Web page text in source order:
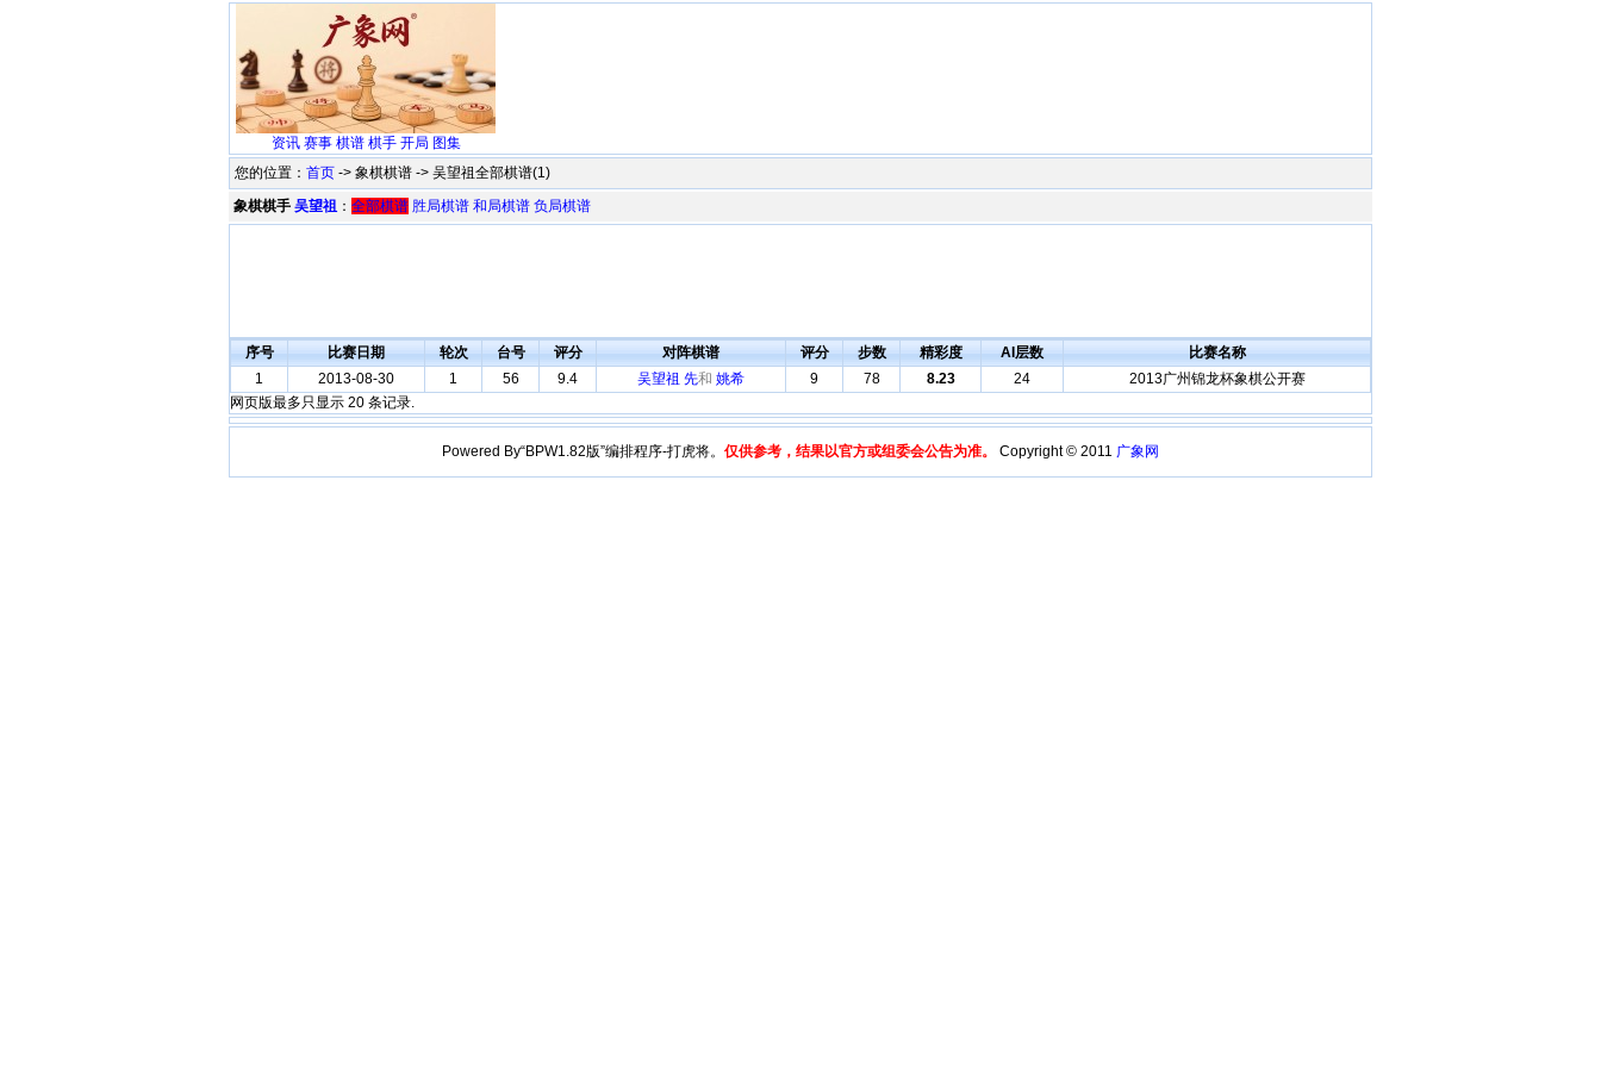
资讯 赛事 棋谱 棋手 开局 图集
您的位置： 首页 -> 象棋棋谱 -> 吴望祖全部棋谱(1)
象棋棋手 吴望祖 ： 全部棋谱 胜局棋谱 和局棋谱 负局棋谱
序号 比赛日期 轮次 台号 评分 对阵棋谱 评分 步数 精彩度 AI层数
比赛名称
1
2013-08-30 1 56 9.4 吴望祖 先和 姚希 9 78 8.23 24
2013广州锦龙杯象棋公开赛
网页版最多只显示 20 条记录.
Powered By“BPW1.82版”编排程序-打虎将。 仅供参考，结果以官方或组委会公告为准。 Copyright © 2011 广象网